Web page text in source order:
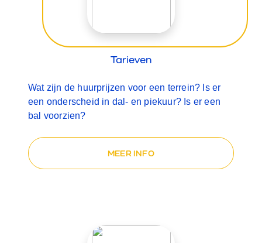
Tarieven
Wat zijn de huurprijzen voor een terrein? Is er
een onderscheid in dal- en piekuur? Is er een
bal voorzien?
MEER INFO